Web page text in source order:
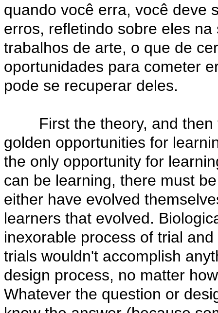
quando você erra, você deve
erros, refletindo sobre eles
trabalhos de arte, o que de
oportunidades para cometer
pode se recuperar deles.
First the theory, and then
golden opportunities for
the only opportunity for
can be learning, there must
either have evolved
learners that evolved.
inexorable process of trial
trials wouldn't accomplish
design process, no matter
Whatever the question or